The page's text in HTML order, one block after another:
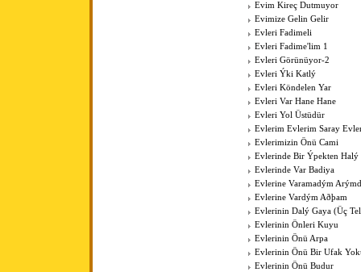
Evim Kireç Dutmuyor
Evimize Gelin Gelir
Evleri Fadimeli
Evleri Fadime'lim 1
Evleri Görünüyor-2
Evleri Ýki Katlý
Evleri Köndelen Yar
Evleri Var Hane Hane
Evleri Yol Üstüdür
Evlerim Evlerim Saray
Evlerimizin Önü Cami
Evlerinde Bir Ýpekten Halý
Evlerinde Var Badiya
Evlerine Varamadým
Evlerine Vardým Aðþam
Evlerinin Dalý Gaya (Üç
Evlerinin Önleri Kuyu
Evlerinin Önü Arpa
Evlerinin Önü Bir Ufak
Evlerinin Önü Budur